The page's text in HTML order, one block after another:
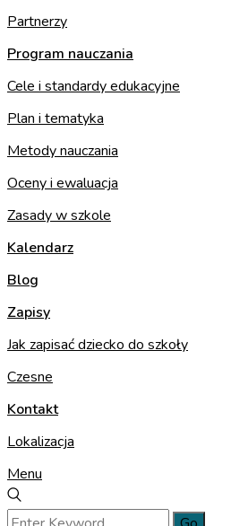
Partnerzy
Program nauczania
Cele i standardy edukacyjne
Plan i tematyka
Metody nauczania
Oceny i ewaluacja
Zasady w szkole
Kalendarz
Blog
Zapisy
Jak zapisać dziecko do szkoły
Czesne
Kontakt
Lokalizacja
Menu